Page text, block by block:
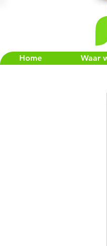
Home Waar